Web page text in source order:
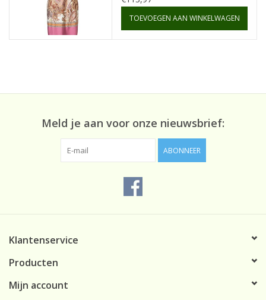
TOEVOEGEN AAN WINKELWAGEN
Meld je aan voor onze nieuwsbrief:
ABONNEER
Klantenservice
Producten
Mijn account